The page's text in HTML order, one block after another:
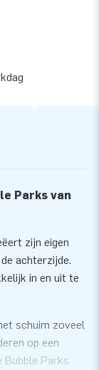
Parks van
zijn eigen
achterzijde.
in en uit te
schuim zoveel
op een
Bubble Parks